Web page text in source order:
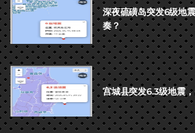
深夜硫磺岛突发6级地
奏？
宫城县突发6.3级地震